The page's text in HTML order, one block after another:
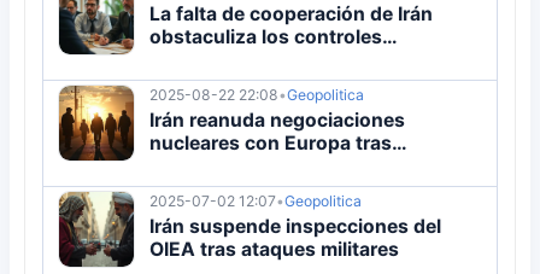
La falta de cooperación de Irán
obstaculiza los controles
vigilancia atómica
2025-08-22 22:08•Geopolitica
Irán reanuda negociaciones
nucleares con Europa tras
2025-07-02 12:07•Geopolitica
Irán suspende inspecciones del
OIEA tras ataques militares